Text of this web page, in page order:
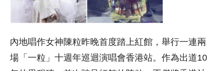
內地唱作女神陳粒昨晚首度踏上紅館，舉行一連兩
場「一粒」十週年巡迴演唱會香港站。作為出道10